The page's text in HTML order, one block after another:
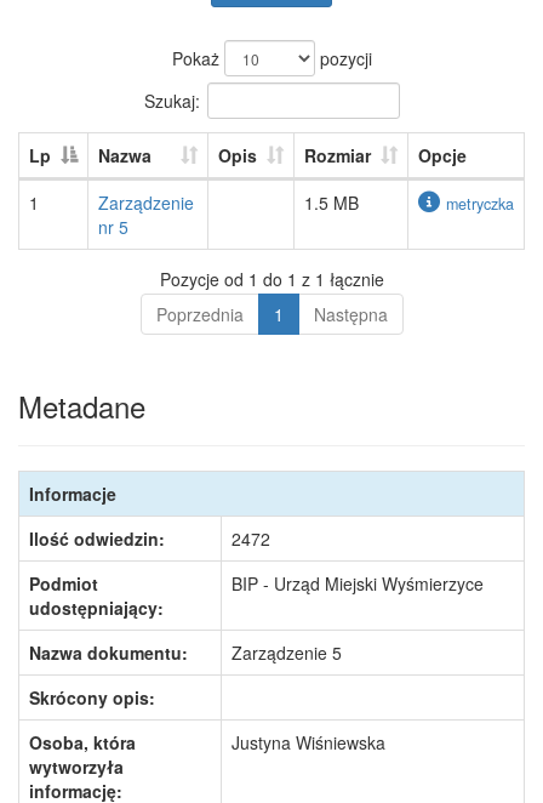
Pokaż
pozycji
Szukaj:
Lp Nazwa Opis Rozmiar
Opcje
1
Zarządzenie
nr 5
1.5 MB metryczka
Pozycje od 1 do 1 z 1 łącznie
Poprzednia
1 Następna
Metadane
Informacje
Ilość odwiedzin:
2472
Podmiot
udostępniający:
BIP - Urząd Miejski Wyśmierzyce
Nazwa dokumentu:
Zarządzenie 5
Skrócony opis:
Osoba, która
wytworzyła
informację:
Justyna Wiśniewska